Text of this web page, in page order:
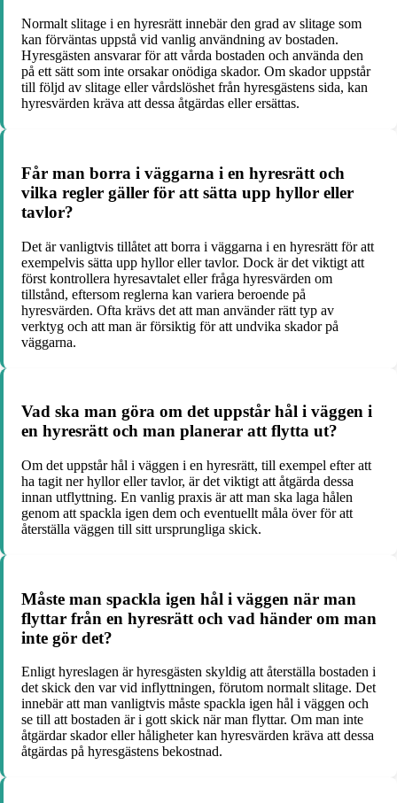
Normalt slitage i en hyresrätt innebär den grad av slitage som
kan förväntas uppstå vid vanlig användning av bostaden.
Hyresgästen ansvarar för att vårda bostaden och använda den
på ett sätt som inte orsakar onödiga skador. Om skador uppstår
till följd av slitage eller vårdslöshet från hyresgästens sida, kan
hyresvärden kräva att dessa åtgärdas eller ersättas.
Får man borra i väggarna i en hyresrätt och
vilka regler gäller för att sätta upp hyllor eller
tavlor?
Det är vanligtvis tillåtet att borra i väggarna i en hyresrätt för att
exempelvis sätta upp hyllor eller tavlor. Dock är det viktigt att
först kontrollera hyresavtalet eller fråga hyresvärden om
tillstånd, eftersom reglerna kan variera beroende på
hyresvärden. Ofta krävs det att man använder rätt typ av
verktyg och att man är försiktig för att undvika skador på
väggarna.
Vad ska man göra om det uppstår hål i väggen i
en hyresrätt och man planerar att flytta ut?
Om det uppstår hål i väggen i en hyresrätt, till exempel efter att
ha tagit ner hyllor eller tavlor, är det viktigt att åtgärda dessa
innan utflyttning. En vanlig praxis är att man ska laga hålen
genom att spackla igen dem och eventuellt måla över för att
återställa väggen till sitt ursprungliga skick.
Måste man spackla igen hål i väggen när man
flyttar från en hyresrätt och vad händer om man
inte gör det?
Enligt hyreslagen är hyresgästen skyldig att återställa bostaden i
det skick den var vid inflyttningen, förutom normalt slitage. Det
innebär att man vanligtvis måste spackla igen hål i väggen och
se till att bostaden är i gott skick när man flyttar. Om man inte
åtgärdar skador eller håligheter kan hyresvärden kräva att dessa
åtgärdas på hyresgästens bekostnad.